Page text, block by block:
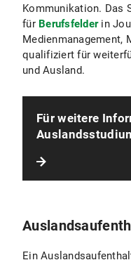
Kommunikation. Das
für Berufsfelderin
Medienmanagement,
qualifiziert für
und Ausland.
Für weitere
Ein